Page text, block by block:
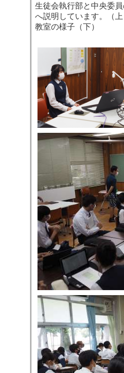
生徒会執行部と中央委
へ説明しています。（
教室の様子（下）